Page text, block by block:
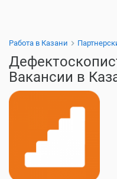
Работа в Казани
Вакансии в